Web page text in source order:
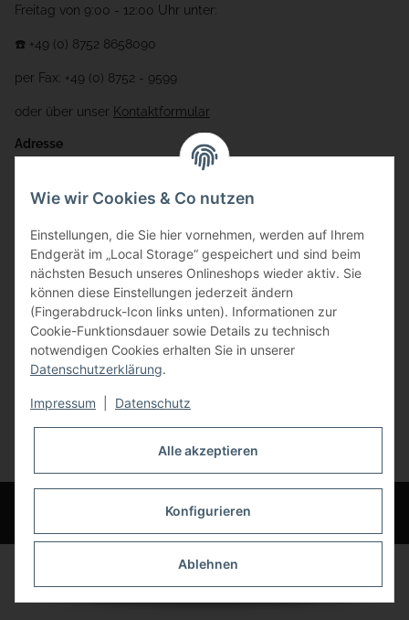
Freitag von 9:00 - 12:00 Uhr unter:
☎️ +49 (0) 8752 8658090
per Fax: +49 (0) 8752 - 9599
oder über unser Kontaktformular
Adresse
Gewerbering 17
84072 Au i.d. Hallertau
info@bauer-tore.de
Vertrag widerrufen
* Alle Preise inkl. gesetzlicher USt., zzgl.Versand
© Bauer-Systemtechnik GmbH - Technische Änderungen und Irrtümer
vorbehalten
Wie wir Cookies & Co nutzen
Einstellungen, die Sie hier vornehmen, werden auf Ihrem
Endgerät im „Local Storage“ gespeichert und sind beim
nächsten Besuch unseres Onlineshops wieder aktiv. Sie
können diese Einstellungen jederzeit ändern
(Fingerabdruck-Icon links unten). Informationen zur
Cookie-Funktionsdauer sowie Details zu technisch
notwendigen Cookies erhalten Sie in unserer
Datenschutzerklärung.
Impressum Datenschutz
Alle akzeptieren
Konfigurieren
Ablehnen